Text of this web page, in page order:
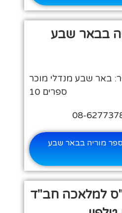
בבאר שבע
באר שבע מנדלי מוכר
ספרים 10
מוריה בבאר שבע
למלאכה חב"ד